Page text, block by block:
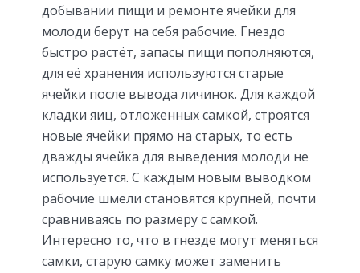
добывании пищи и ремонте ячейки для
молоди берут на себя рабочие. Гнездо
быстро растёт, запасы пищи пополняются,
для её хранения используются старые
ячейки после вывода личинок. Для каждой
кладки яиц, отложенных самкой, строятся
новые ячейки прямо на старых, то есть
дважды ячейка для выведения молоди не
используется. С каждым новым выводком
рабочие шмели становятся крупней, почти
сравниваясь по размеру с самкой.
Интересно то, что в гнезде могут меняться
самки, старую самку может заменить